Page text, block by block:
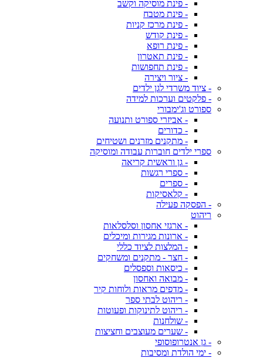
- פינת מוסיקה וקשב
- פינת מטבח
- פינת מרכז קניות
- פינת קודש
- פינת רופא
- פינת תאטרון
- פינת תחפושות
- ציור ויצירה
- ציוד משרדי לגן ילדים
- פלקטים וערכות למידה
ספורט וג'ימבורי
- אביזרי ספורט ותנועה
- כדורים
- מתקנים מזרנים ושטיחים
ספרי ילדים חוברות עבודה ומוסיקה
- גן וראשית קריאה
- ספרי רגשות
- ספרים
- קלאסיקות
- הפסקה פעילה
ריהוט
- ארגזי אחסון וסלסלאות
- ארונות מגירות ומיכלים
- המלצות לציוד כללי
- חצר - מתקנים ומשחקים
- כיסאות וספסלים
- מבואה ואחסון
- מדפים מראות ולוחות קיר
- ריהוט לבתי ספר
- ריהוט לתינוקות ופעוטות
- שולחנות
- שערים מעוצבים וחציצות
- גן אנטרופוסופי
- ימי הולדת ומסיבות